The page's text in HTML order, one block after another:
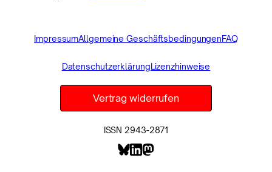
ImpressumAllgemeine GeschäftsbedingungenFAQ
DatenschutzerklärungLizenzhinweise
Vertrag widerrufen
ISSN 2943-2871